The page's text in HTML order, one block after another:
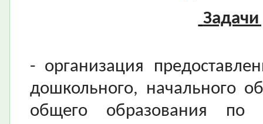
- организация
дошкольного, начального
общего образования по